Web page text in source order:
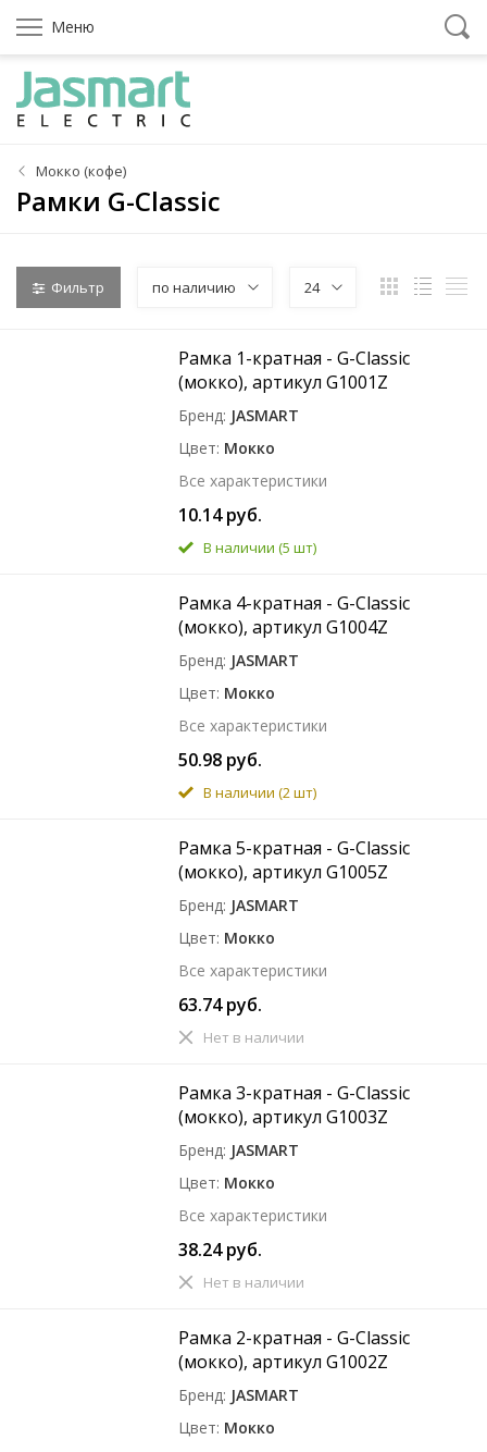
Меню
Мокко (кофе)
Рамки G-Classic
Фильтр по наличию 24
Рамка 1-кратная - G-Classic
(мокко), артикул G1001Z
Бренд JASMART
Цвет Мокко
Все характеристики
10.14 руб.
В наличии (5 шт)
Рамка 4-кратная - G-Classic
(мокко), артикул G1004Z
Бренд JASMART
Цвет Мокко
Все характеристики
50.98 руб.
В наличии (2 шт)
Рамка 5-кратная - G-Classic
(мокко), артикул G1005Z
Бренд JASMART
Цвет Мокко
Все характеристики
63.74 руб.
Нет в наличии
Рамка 3-кратная - G-Classic
(мокко), артикул G1003Z
Бренд JASMART
Цвет Мокко
Все характеристики
38.24 руб.
Нет в наличии
Рамка 2-кратная - G-Classic
(мокко), артикул G1002Z
Бренд JASMART
Цвет Мокко